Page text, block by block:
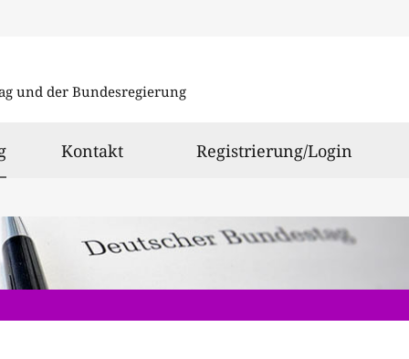
und der Bundesregierung
ausgewählt
Kontakt Registrierung/Login